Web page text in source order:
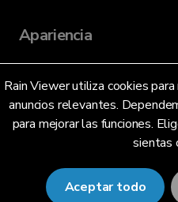
Rain Viewer utiliza cookies
anuncios relevantes.
para mejorar las funciones.
sientas
Aceptar todo
Apariencia
Idioma
Español (México) (MX)